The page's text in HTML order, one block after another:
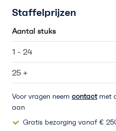
Staffelprijzen
Aantal stuks
1 - 24
25 +
Voor vragen neem contactmet
aan
Gratis bezorging vanaf €